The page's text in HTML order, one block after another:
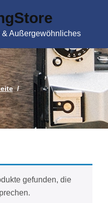
& Außergewöhnliches
/
gefunden, die